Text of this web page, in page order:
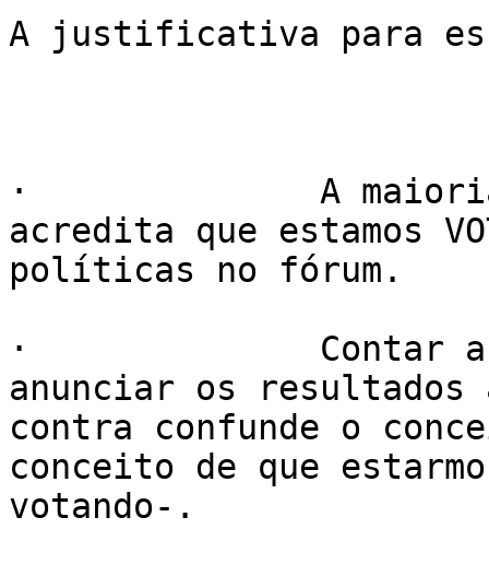
A justificativa para
·              A maioria
acredita que estamos
políticas no fórum.
·              Contar as
anunciar os
contra confunde o
conceito de que
votando-.